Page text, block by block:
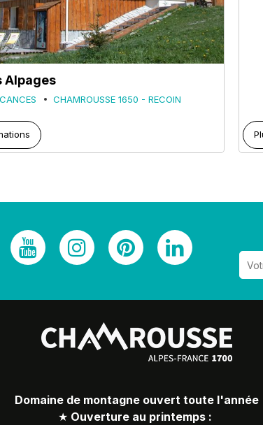
Alpages
CHAMROUSSE 1650 - RECOIN
Domaine de montagne ouvert toute l'année
★ Ouverture au printemps :